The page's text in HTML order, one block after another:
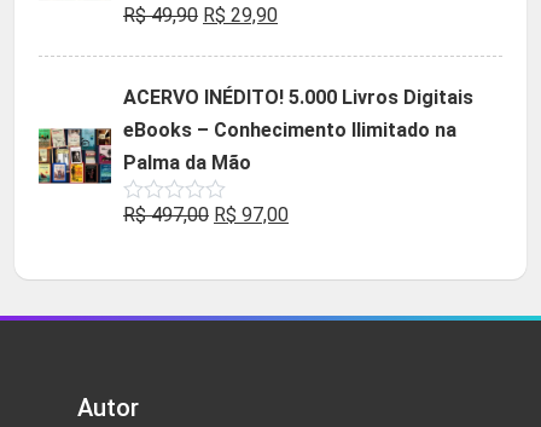
Avaliação
R$49,90 O
era:
R$ 49,90.
R$ 29,90O
é:
R$ 29,90.
ACERVO INÉDITO! 5.000 Livros Digitais
eBooks – Conhecimento Ilimitado na
Palma da Mão
Avaliação
5
R$497,00 O
original
era:
R$ 97,00O
atual
é:
Autor